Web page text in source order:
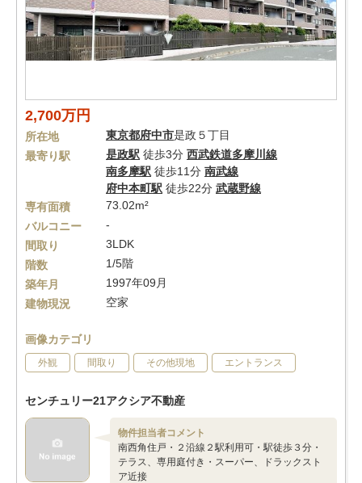
2,700万円
所在地 東京都府中市是政５丁目
最寄り駅
是政駅 徒歩3分 西武鉄道多摩川線
南多摩駅 徒歩11分 南武線
府中本町駅 徒歩22分 武蔵野線
専有面積
73.02m²
バルコニー
-
間取り
3LDK
階数
1/5階
築年月
1997年09月
建物現況
空家
画像カテゴリ
外観 間取り その他現地 エントランス
センチュリー21アクシア不動産
物件担当者コメント
南西角住戸・２沿線２駅利用可・駅徒歩３分・
テラス、専用庭付き・スーパー、ドラックスト
ア近接